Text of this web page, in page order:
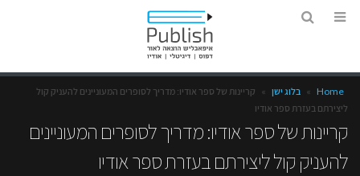
Home
» בלוג ישן » קריינות של ספר אודיו: מדריך לסופרים המעוניינים להעניק קול
ליצירתם בעזרת ספר אודיו
קריינות של ספר אודיו: מדריך לסופרים המעוניינים
להעניק קול ליצירתם בעזרת ספר אודיו